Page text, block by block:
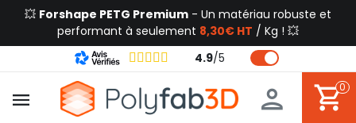
💥 Forshape PETG Premium - Un matériau robuste et
performant à seulement 8,30€ HT / Kg ! 💥
4.9/5
0